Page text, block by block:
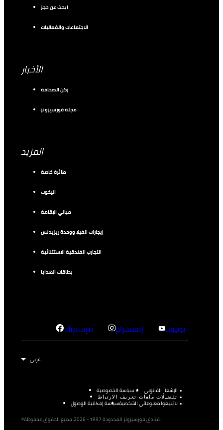
ابحث عن حجز
الاجتماعات والفعاليات
الأخبار
ركن الصحافة
مجلة فورسيزونز
المزيد
طائرة خاصة
اليخوت
مباني الإقامة
إيجارات الفيلا ووحدة ريزيدنس
التجارب الفندقية الاستثنائية
بطاقات الهدايا
فيسبوك إنستجرام يوتيوب
الإشعار القانوني سياسة الخصوصية
تفضيلات ملفات تعريف الارتباط
لا تبيعوا معلوماتي الشخصيةسياسة إمكانية الوصول
©فنادق فورسيزونز المحدودة 1997 - 2026. جميع الحقوق محفوظة.